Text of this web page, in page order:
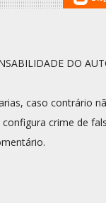
DO
caso contrário
crime de